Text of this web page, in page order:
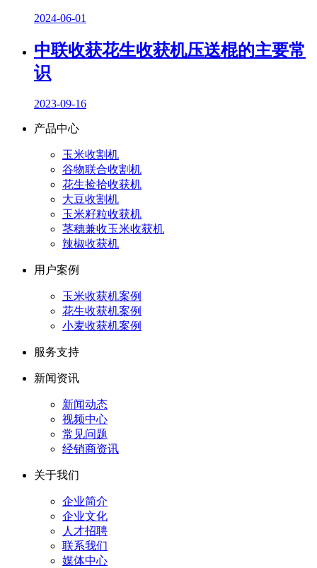
2024-06-01
中联收获花生收获机压送棍的主要常
识
2023-09-16
产品中心
玉米收割机
谷物联合收割机
花生捡拾收获机
大豆收割机
玉米籽粒收获机
茎穗兼收玉米收获机
辣椒收获机
用户案例
玉米收获机案例
花生收获机案例
小麦收获机案例
服务支持
新闻资讯
新闻动态
视频中心
常见问题
经销商资讯
关于我们
企业简介
企业文化
人才招聘
联系我们
媒体中心